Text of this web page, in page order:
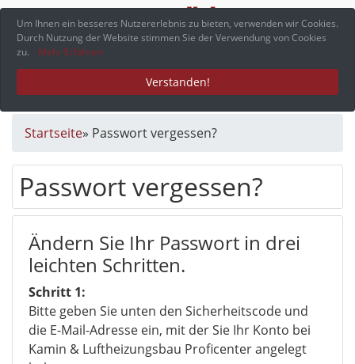
Menü
Startseite» Passwort vergessen?
Passwort vergessen?
Ändern Sie Ihr Passwort in drei
leichten Schritten.
Schritt 1:
Bitte geben Sie unten den Sicherheitscode und
die E-Mail-Adresse ein, mit der Sie Ihr Konto bei
Kamin & Luftheizungsbau Proficenter angelegt
Um Ihnen ein besseres Nutzererlebnis zu bieten, verwenden wir Cookies.
Durch Nutzung der Website stimmen Sie der Verwendung von Cookies
zu.
Mehr Erfahren
Verstanden!